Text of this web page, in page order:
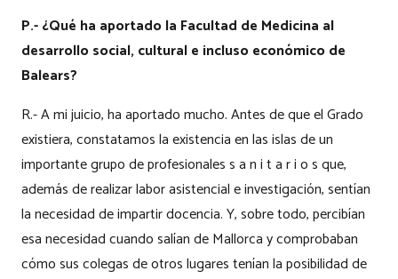
P.- ¿Qué ha aportado la Facultad de Medicina al
desarrollo social, cultural e incluso económico de
Balears?
R.- A mi juicio, ha aportado mucho. Antes de que el Grado
existiera, constatamos la existencia en las islas de un
importante grupo de profesionales s a n i t a r i o s que,
además de realizar labor asistencial e investigación, sentían
la necesidad de impartir docencia. Y, sobre todo, percibían
esa necesidad cuando salían de Mallorca y comprobaban
cómo sus colegas de otros lugares tenían la posibilidad de